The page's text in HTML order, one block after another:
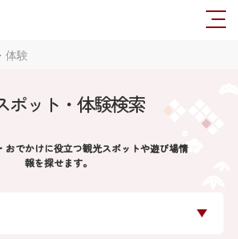
体験
ポット・体験検索
おでかけに役立つ観光スポットや遊び場情
報を探せます。